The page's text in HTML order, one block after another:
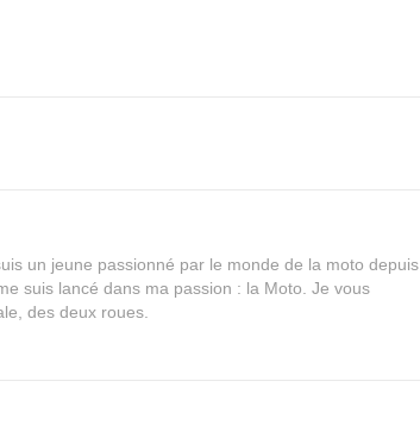
un jeune passionné par le monde de la moto depuis
suis lancé dans ma passion : la Moto. Je vous
des deux roues.